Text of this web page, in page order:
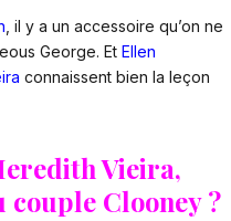
, il y a un accessoire qu’on ne
George. EtEllen
connaissent bien la leçon
Vieira,
Clooney ?